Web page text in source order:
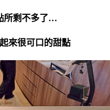
所剩不多了…
來很可口的甜點